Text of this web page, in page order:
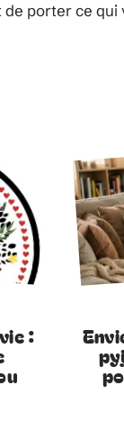
de porter ce
: